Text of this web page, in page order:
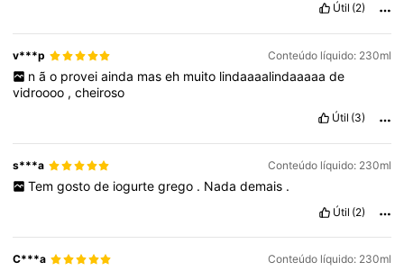
Útil (2)
v***p Conteúdo líquido: 230ml
n ã o provei ainda mas eh muito lindaaaalindaaaaa de
vidroooo ,cheiroso
Útil (3)
s***a Conteúdo líquido: 230ml
Tem gosto de iogurte grego . Nada demais .
Útil (2)
C***a Conteúdo líquido: 230ml